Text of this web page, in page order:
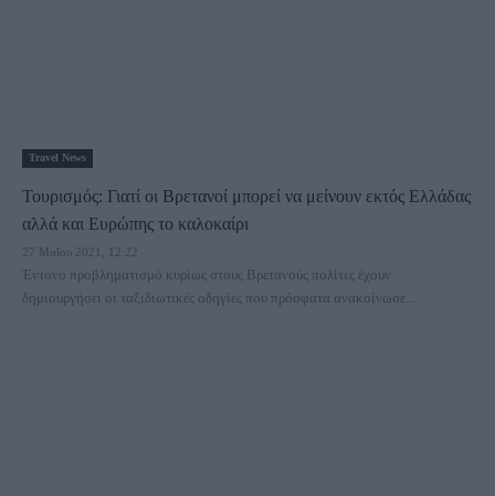
Travel News
Τουρισμός: Γιατί οι Βρετανοί μπορεί να μείνουν εκτός Ελλάδας
αλλά και Ευρώπης το καλοκαίρι
27 Μαΐου 2021, 12:22
Έντονο προβληματισμό κυρίως στους Βρετανούς πολίτες έχουν
δημιουργήσει οι ταξιδιωτικές οδηγίες που πρόσφατα ανακοίνωσε...